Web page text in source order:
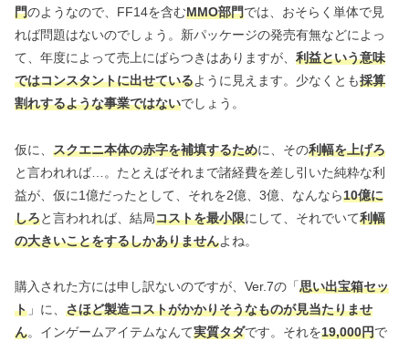
門のようなので、FF14を含むMMO部門では、おそらく単体で見
れば問題はないのでしょう。新パッケージの発売有無などによっ
て、年度によって売上にばらつきはありますが、 利益という意味
ではコンスタントに出せているように見えます。少なくとも採算
割れするような事業ではないでしょう。
仮に、 スクエニ本体の赤字を補填するために、その利幅を上げろ
と言われれば…。たとえばそれまで諸経費を差し引いた純粋な利
益が、仮に1億だったとして、それを2億、3億、なんなら10億に
しろと言われれば、結局コストを最小限にして、それでいて利幅
の大きいことをするしかありませんよね。
購入された方には申し訳ないのですが、Ver.7の「思い出宝箱セッ
ト 」に、 さほど製造コストがかかりそうなものが見当たりませ
ん。インゲームアイテムなんて実質タダです。それを19,000円で